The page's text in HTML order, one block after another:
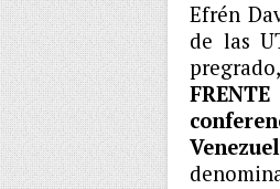
Efrén
de las